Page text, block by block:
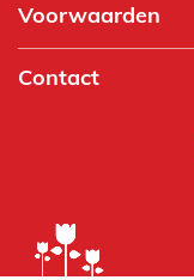
Voorwaarden
Contact